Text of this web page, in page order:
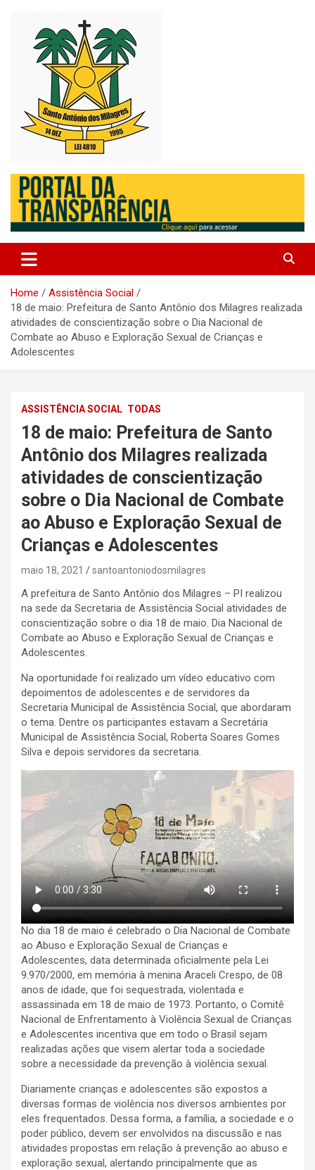
Prefeitura de Santo Antonio
dos Milagres
Home
Assistência Social
18 de maio: Prefeitura de Santo Antônio dos Milagres realizada
atividades de conscientização sobre o Dia Nacional de
Combate ao Abuso e Exploração Sexual de Crianças e
Adolescentes
ASSISTÊNCIA SOCIAL TODAS
18 de maio: Prefeitura de Santo
Antônio dos Milagres realizada
atividades de conscientização
sobre o Dia Nacional de Combate
ao Abuso e Exploração Sexual de
Crianças e Adolescentes
maio 18, 2021 santoantoniodosmilagres
A prefeitura de Santo Antônio dos Milagres – PI realizou
na sede da Secretaria de Assistência Social atividades de
conscientização sobre o dia 18 de maio. Dia Nacional de
Combate ao Abuso e Exploração Sexual de Crianças e
Adolescentes.
Na oportunidade foi realizado um vídeo educativo com
depoimentos de adolescentes e de servidores da
Secretaria Municipal de Assistência Social, que abordaram
o tema. Dentre os participantes estavam a Secretária
Municipal de Assistência Social, Roberta Soares Gomes
Silva e depois servidores da secretaria.
No dia 18 de maio é celebrado o Dia Nacional de Combate
ao Abuso e Exploração Sexual de Crianças e
Adolescentes, data determinada oficialmente pela Lei
9.970/2000, em memória à menina Araceli Crespo, de 08
anos de idade, que foi sequestrada, violentada e
assassinada em 18 de maio de 1973. Portanto, o Comitê
Nacional de Enfrentamento à Violência Sexual de Crianças
e Adolescentes incentiva que em todo o Brasil sejam
realizadas ações que visem alertar toda a sociedade
sobre a necessidade da prevenção à violência sexual.
Diariamente crianças e adolescentes são expostos a
diversas formas de violência nos diversos ambientes por
eles frequentados. Dessa forma, a família, a sociedade e o
poder público, devem ser envolvidos na discussão e nas
atividades propostas em relação à prevenção ao abuso e
exploração sexual, alertando principalmente que as